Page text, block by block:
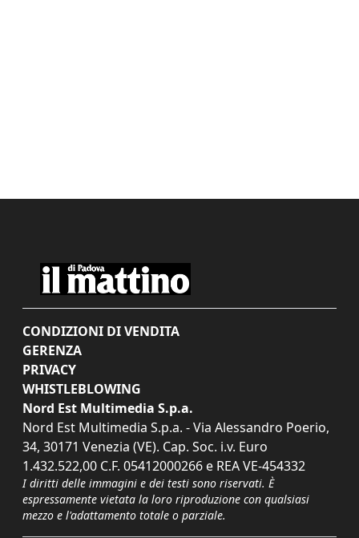
CONDIZIONI DI VENDITA
GERENZA
PRIVACY
WHISTLEBLOWING
Nord Est Multimedia S.p.a.
Nord Est Multimedia S.p.a. - Via Alessandro Poerio,
34, 30171 Venezia (VE). Cap. Soc. i.v. Euro
1.432.522,00 C.F. 05412000266 e REA VE-454332
I diritti delle immagini e dei testi sono riservati. È
espressamente vietata la loro riproduzione con qualsiasi
mezzo e l'adattamento totale o parziale.